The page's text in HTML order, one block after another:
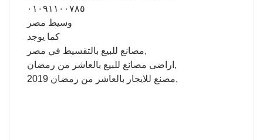
٠١٠٩١١٠٠٧٨٥
وسيط مصر
كما يوجد
مصانع للبيع بالتقسيط في مصر,
اراضى مصانع للبيع بالعاشر من رمضان,
مصنع للايجار بالعاشر من رمضان 2019,